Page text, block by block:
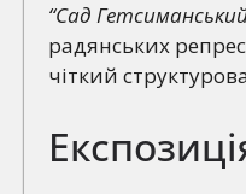
“Сад
радянських
чіткий